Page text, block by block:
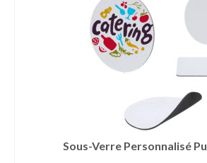
Sous-Verre Personnalisé